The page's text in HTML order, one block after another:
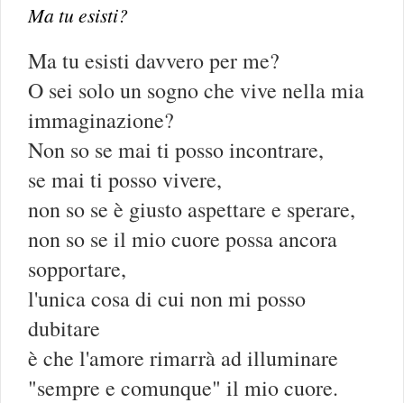
Ma tu esisti?
Ma tu esisti davvero per me?
O sei solo un sogno che vive nella mia
immaginazione?
Non so se mai ti posso incontrare,
se mai ti posso vivere,
non so se è giusto aspettare e sperare,
non so se il mio cuore possa ancora
sopportare,
l'unica cosa di cui non mi posso
dubitare
è che l'amore rimarrà ad illuminare
"sempre e comunque" il mio cuore.